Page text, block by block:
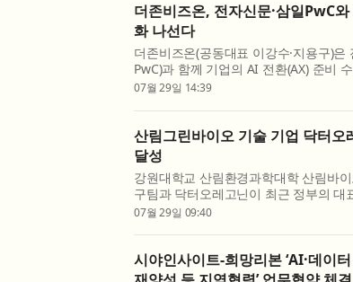
더존비즈온, 전자신문·삼일PwC
화 나선다
더존비즈온(공동대표 이강수·지용구)
PwC)과 함께 기업의 AI 전환(AX) 준비
Readiness Index, AI 준비지수)’ 고도화
07월 29일 14:39
산림그린바이오 기술 기업 닥터
달성
강원대학교 산림환경과학대학 산림바
구팀과 닥터오레고닌이 최근 정부의 대
‘혁신 프리미어 1000’ 기업으로 선정된
07월 29일 09:40
시야인사이트-희망리본 ‘AI·데이